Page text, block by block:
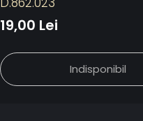
19,00 Lei
Indisponibil